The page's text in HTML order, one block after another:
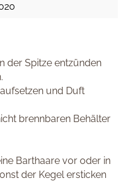
der Spitze entzünden
und Duft
brennbaren Behälter
Barthaare vor oder in
der Kegel ersticken